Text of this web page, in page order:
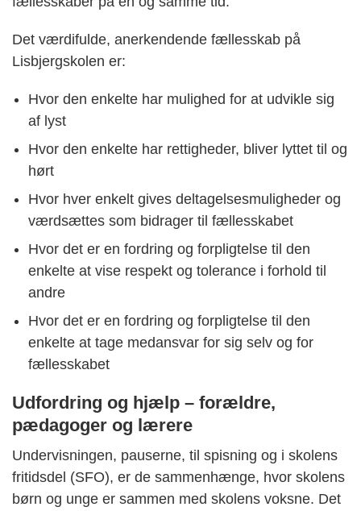
Det værdifulde, anerkendende fællesskab på
Lisbjergskolen er:
Hvor den enkelte har mulighed for at udvikle sig
af lyst
Hvor den enkelte har rettigheder, bliver lyttet til og
hørt
Hvor hver enkelt gives deltagelsesmuligheder og
værdsættes som bidrager til fællesskabet
Hvor det er en fordring og forpligtelse til den
enkelte at vise respekt og tolerance i forhold til
andre
Hvor det er en fordring og forpligtelse til den
enkelte at tage medansvar for sig selv og for
fællesskabet
Udfordring og hjælp – forældre,
pædagoger og lærere
Undervisningen, pauserne, til spisning og i skolens
fritidsdel (SFO), er de sammenhænge, hvor skolens
børn og unge er sammen med skolens voksne. Det